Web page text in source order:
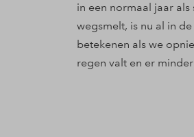
in een normaal jaar
wegsmelt, is nu al in
betekenen als we
regen valt en er